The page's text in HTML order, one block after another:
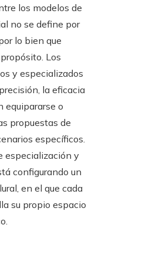
los modelos de
no se define por
lo bien que
Los
y especializados
la eficacia
equipararse o
propuestas de
específicos.
especialización y
configurando un
en el que cada
su propio espacio